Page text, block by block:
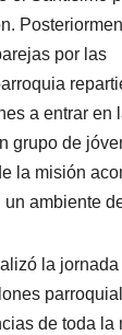
por las
a entrar en
grupo de
la misión
ambiente de
la
de toda la